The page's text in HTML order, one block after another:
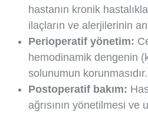
hastanın kronik
ilaçların ve alerjilerinin
Perioperatif yönetim:
hemodinamik dengenin
solunumun korunmasıdır.
Postoperatif bakım:
ağrısının yönetilmesi ve